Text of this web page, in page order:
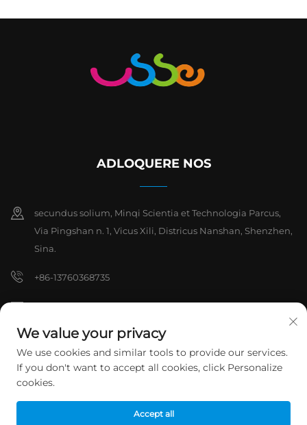
ADLOQUERE NOS
secundus solium, Minqi Scientia et Technologia Parcus,
Via Pingshan n. 1, Vicus Xili, Districus Nanshan, Shenzhen,
Sina.
+86-13760368735
Omnia iura reservantur © 2026 Shenzhen Hanchuan Industrial
Co,.Ltd. Politica Privata
We value your privacy
We use cookies and similar tools to provide our services.
If you don't want to accept all cookies, click Personalize
cookies.
Accept all